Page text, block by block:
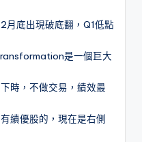
月底出現破底翻，Q1低點
是一個巨大
時，不做交易，績效最
績優股的，現在是右側